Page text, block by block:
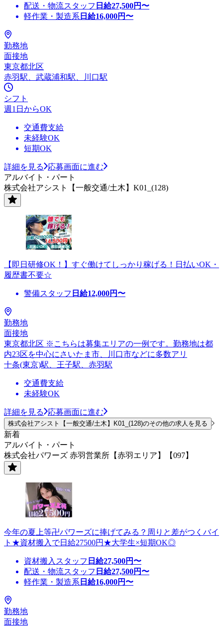
配送・物流スタッフ 日給27,500円〜
軽作業・製造系 日給16,000円〜
勤務地
面接地
東京都北区
赤羽駅、武蔵浦和駅、川口駅
シフト
週1日からOK
交通費支給
未経験OK
短期OK
詳細を見る
応募画面に進む
アルバイト・パート
株式会社アシスト【一般交通/土木】K01_(128)
【即日研修OK！】すぐ働けてしっかり稼げる！日払いOK・
履歴書不要☆
警備スタッフ 日給12,000円〜
勤務地
面接地
東京都北区 ※こちらは募集エリアの一例です。勤務地は都
内23区を中心にさいたま市、川口市などに多数アリ
十条(東京)駅、王子駅、赤羽駅
交通費支給
未経験OK
詳細を見る 応募画面に進む
株式会社アシスト【一般交通/土木】K01_(128)のその他の求人を見る
新着
アルバイト・パート
株式会社パワーズ 赤羽営業所【赤羽エリア】【097】
今年の夏上等卍パワーズに捧げてみる？周りと差がつくバイ
ト★資材搬入で日給27500円★大学生×短期OK◎
資材搬入スタッフ 日給27,500円〜
配送・物流スタッフ 日給27,500円〜
軽作業・製造系 日給16,000円〜
勤務地
面接地